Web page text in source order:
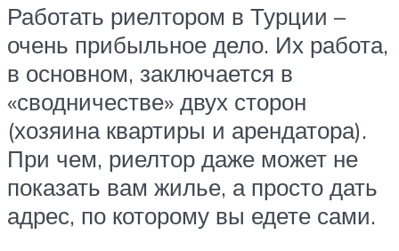
Работать риелтором в Турции –
очень прибыльное дело. Их работа,
в основном, заключается в
«сводничестве» двух сторон
(хозяина квартиры и арендатора).
При чем, риелтор даже может не
показать вам жилье, а просто дать
адрес, по которому вы едете сами.